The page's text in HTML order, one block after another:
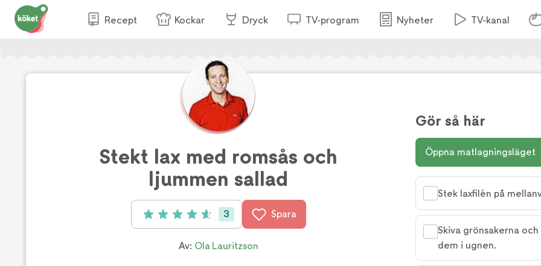
Recept Kockar Dryck TV-program Nyheter TV-kanal
Stekt lax med romsås och
ljummen sallad
Betyg: 4.67 av 5 (3 röster)
3 Spara
Av: Ola Lauritzson
Gör så här
Öppna matlagningsläget
Stek laxfilén på
Skiva grönsakerna
dem i ugnen.